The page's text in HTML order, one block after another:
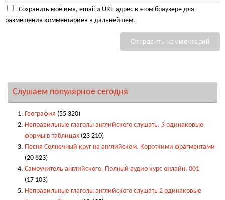
Сохранить моё имя, email и URL-адрес в этом браузере для
размещения комментариев в дальнейшем.
Слушаем популярное сегодня
География (55 320)
Неправильные глаголы английского слушать. 3 одинаковые
формы в таблицах (23 210)
Песня Солнечный круг на английском. Короткими фрагментами
(20 823)
Самоучитель английского. Полный аудио курс онлайн. 001
(17 103)
Неправильные глаголы английского слушать 2 одинаковые